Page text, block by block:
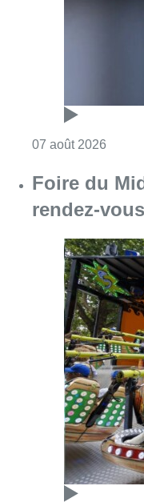
07 août 2026
Foire du
rendez-